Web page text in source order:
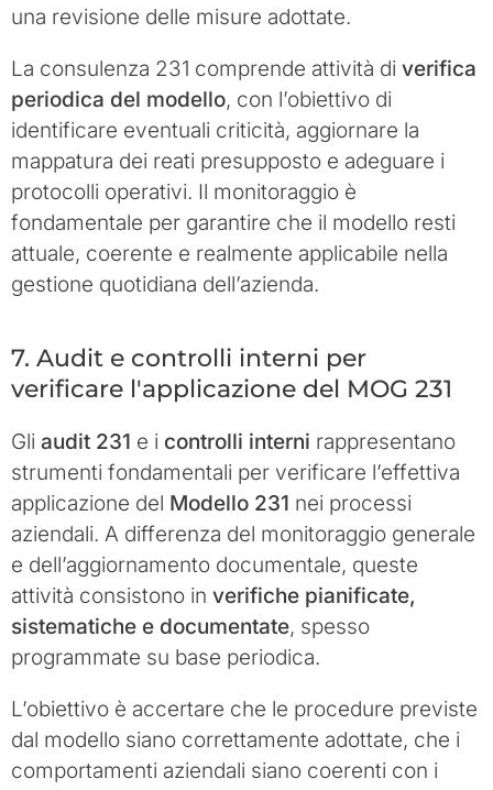
una revisione delle misure adottate.
La consulenza 231 comprende attività di verifica
periodica del modello, con l’obiettivo di
identificare eventuali criticità, aggiornare la
mappatura dei reati presupposto e adeguare i
protocolli operativi. Il monitoraggio è
fondamentale per garantire che il modello resti
attuale, coerente e realmente applicabile nella
gestione quotidiana dell’azienda.
7. Audit e controlli interni per
verificare l'applicazione del MOG 231
Gli audit 231 e i controlli interni rappresentano
strumenti fondamentali per verificare l’effettiva
applicazione del Modello 231 nei processi
aziendali. A differenza del monitoraggio generale
e dell’aggiornamento documentale, queste
attività consistono in verifiche pianificate,
sistematiche e documentate, spesso
programmate su base periodica.
L’obiettivo è accertare che le procedure previste
dal modello siano correttamente adottate, che i
comportamenti aziendali siano coerenti con i